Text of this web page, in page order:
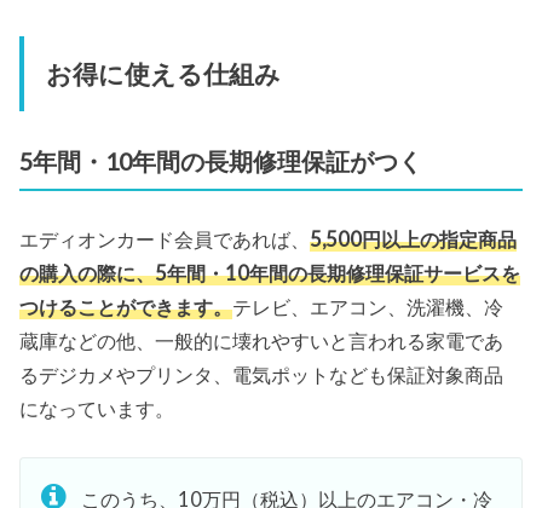
お得に使える仕組み
5年間・10年間の長期修理保証がつく
エディオンカード会員であれば、5,500円以上の指定商品
の購入の際に、5年間・10年間の長期修理保証サービスを
つけることができます。テレビ、エアコン、洗濯機、冷
蔵庫などの他、一般的に壊れやすいと言われる家電であ
るデジカメやプリンタ、電気ポットなども保証対象商品
になっています。
このうち、10万円（税込）以上のエアコン・冷